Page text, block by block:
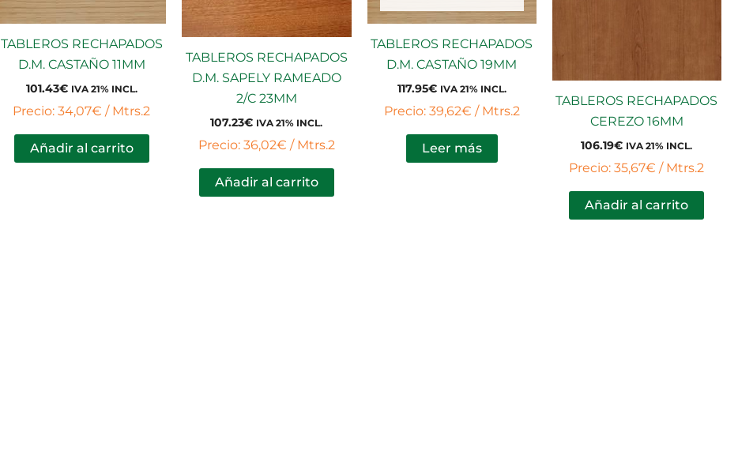
TABLEROS RECHAPADOS
D.M. CASTAÑO 11MM
101.43€ IVA 21% INCL.
Precio: 34,07€ / Mtrs.2
Añadir al carrito
TABLEROS RECHAPADOS
D.M. SAPELY RAMEADO
2/C 23MM
107.23€ IVA 21% INCL.
Precio: 36,02€ / Mtrs.2
Añadir al carrito
TABLEROS RECHAPADOS
D.M. CASTAÑO 19MM
117.95€ IVA 21% INCL.
Precio: 39,62€ / Mtrs.2
Leer más
TABLEROS RECHAPADOS
CEREZO 16MM
106.19€ IVA 21% INCL.
Precio: 35,67€ / Mtrs.2
Añadir al carrito